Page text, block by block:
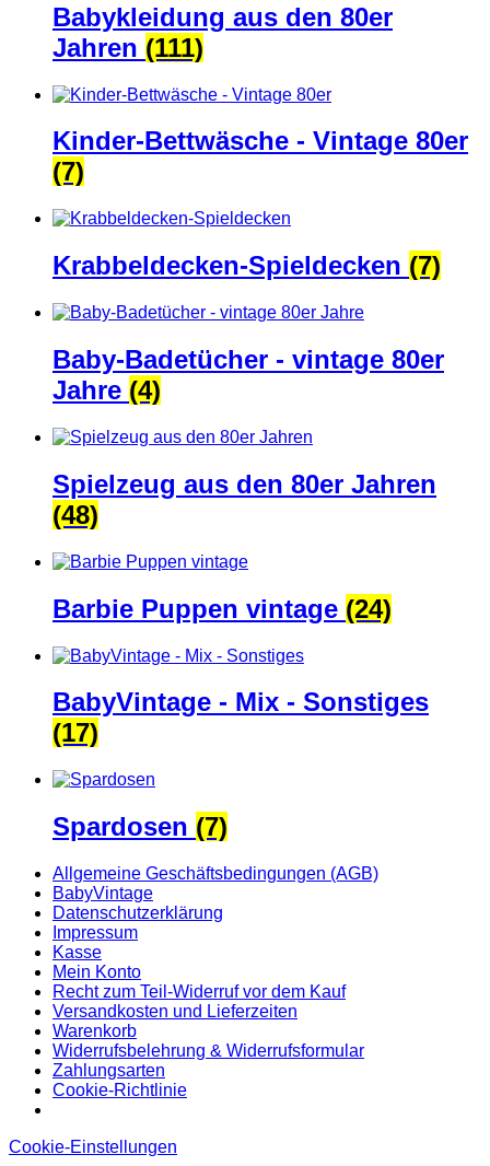
Babykleidung aus den 80er
Jahren (111)
Kinder-Bettwäsche - Vintage 80er
(7)
Krabbeldecken-Spieldecken (7)
Baby-Badetücher - vintage 80er
Jahre (4)
Spielzeug aus den 80er Jahren
(48)
Barbie Puppen vintage (24)
BabyVintage - Mix - Sonstiges
(17)
Spardosen (7)
Allgemeine Geschäftsbedingungen (AGB)
BabyVintage
Datenschutzerklärung
Impressum
Kasse
Mein Konto
Recht zum Teil-Widerruf vor dem Kauf
Versandkosten und Lieferzeiten
Warenkorb
Widerrufsbelehrung & Widerrufsformular
Zahlungsarten
Cookie-Richtlinie
Cookie-Einstellungen